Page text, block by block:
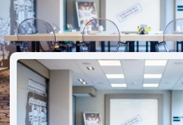
Locatiegids
Meld locatie aan
Nieuws
Reviews (5⭐️)